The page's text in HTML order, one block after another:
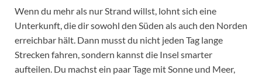
Wenn du mehr als nur Strand willst, lohnt sich eine
Unterkunft, die dir sowohl den Süden als auch den Norden
erreichbar hält. Dann musst du nicht jeden Tag lange
Strecken fahren, sondern kannst die Insel smarter
aufteilen. Du machst ein paar Tage mit Sonne und Meer,